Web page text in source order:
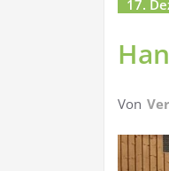
17.
Von